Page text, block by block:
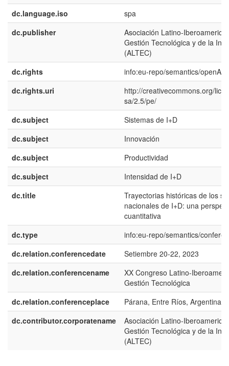
dc.language.iso
spa
dc.publisher
Asociación Latino-
Gestión Tecnológica y de la
(ALTEC)
dc.rights
info:eu-repo/semantics/
dc.rights.uri
http://creativecommons.org/
sa/2.5/pe/
dc.subject
Sistemas de I+D
dc.subject
Innovación
dc.subject
Productividad
dc.subject
Intensidad de I+D
dc.title
Trayectorias históricas de los
nacionales de I+D: una
cuantitativa
dc.type
info:eu-repo/semantics/
dc.relation.conferencedate
Setiembre 20-22, 2023
dc.relation.conferencename
XX Congreso Latino-
Gestión Tecnológica
dc.relation.conferenceplace
Párana, Entre Ríos, Argentina
dc.contributor.corporatename
Asociación Latino-
Gestión Tecnológica y de la
(ALTEC)